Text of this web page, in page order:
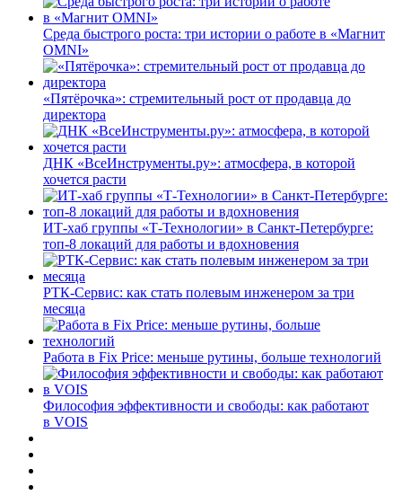
Среда быстрого роста: три истории о работе в «Магнит
OMNI»
«Пятёрочка»: стремительный рост от продавца до
директора
ДНК «ВсеИнструменты.ру»: атмосфера, в которой
хочется расти
ИТ-хаб группы «Т-Технологии» в Санкт-Петербурге:
топ-8 локаций для работы и вдохновения
РТК-Сервис: как стать полевым инженером за три
месяца
Работа в Fix Price: меньше рутины, больше технологий
Философия эффективности и свободы: как работают
в VOIS